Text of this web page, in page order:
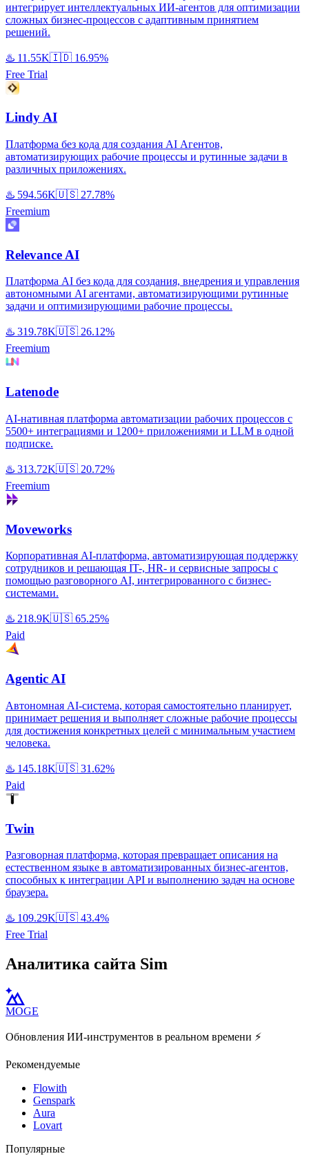
интегрирует интеллектуальных ИИ-агентов для оптимизации
сложных бизнес-процессов с адаптивным принятием
решений.
♨️ 11.55K🇮🇩 16.95%
Free Trial
Lindy AI
Платформа без кода для создания AI Агентов,
автоматизирующих рабочие процессы и рутинные задачи в
различных приложениях.
♨️ 594.56K🇺🇸 27.78%
Freemium
Relevance AI
Платформа AI без кода для создания, внедрения и управления
автономными AI агентами, автоматизирующими рутинные
задачи и оптимизирующими рабочие процессы.
♨️ 319.78K🇺🇸 26.12%
Freemium
Latenode
AI-нативная платформа автоматизации рабочих процессов с
5500+ интеграциями и 1200+ приложениями и LLM в одной
подписке.
♨️ 313.72K🇺🇸 20.72%
Freemium
Moveworks
Корпоративная AI-платформа, автоматизирующая поддержку
сотрудников и решающая IT-, HR- и сервисные запросы с
помощью разговорного AI, интегрированного с бизнес-
системами.
♨️ 218.9K🇺🇸 65.25%
Paid
Agentic AI
Автономная AI-система, которая самостоятельно планирует,
принимает решения и выполняет сложные рабочие процессы
для достижения конкретных целей с минимальным участием
человека.
♨️ 145.18K🇺🇸 31.62%
Paid
Twin
Разговорная платформа, которая превращает описания на
естественном языке в автоматизированных бизнес-агентов,
способных к интеграции API и выполнению задач на основе
браузера.
♨️ 109.29K🇺🇸 43.4%
Free Trial
Аналитика сайта Sim
MOGE
Обновления ИИ-инструментов в реальном времени ⚡️
Рекомендуемые
Flowith
Genspark
Aura
Lovart
Популярные